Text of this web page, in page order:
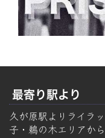
最寄り駅より
久が原駅よりライラ
子・鵜の木エリアか